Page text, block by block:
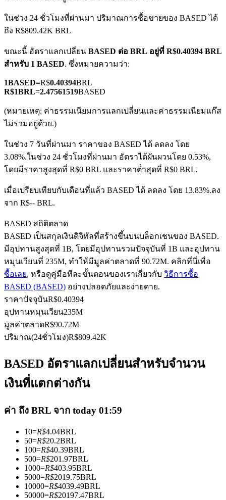
TradFi
อนุพันธ์ของหุ้น ฟอเร็กซ์ โลหะมีค่า และสินค้าโภคภัณฑ์
ฟิวเจอร์ส USDC
คัดลอกการซื้อขาย
เข้าร่วมกับเทรดเดอร์ชั้นนำ
เป็นเทรดเดอร์คัดลอก
เพลิดเพลินกับการแบ่งปันผลกำไรและค่าคอมมิชชั่นการคัด
ลอกการซื้อขาย
ในช่วง 24 ชั่วโมงที่ผ่านมา ปริมาณการซื้อขายของ BASED ได้
ถึง R$809.42K BRL
ขณะนี้ อัตราแลกเปลี่ยน BASED ต่อ BRL อยู่ที่ R$0.40394 BRL
สำหรับ 1 BASED. ซึ่งหมายความว่า:
1BASED=R$0.40394BRL
R$1BRL=2.47561519BASED
(หมายเหตุ: ค่าธรรมเนียมการแลกเปลี่ยนและค่าธรรมเนียมแก๊ส
ไม่รวมอยู่ด้วย.)
ในช่วง 7 วันที่ผ่านมา ราคาของ BASED ได้ ลดลง โดย
3.08%.ในช่วง 24 ชั่วโมงที่ผ่านมา อัตราได้ผันผวนโดย 0.53%,
โดยมีราคาสูงสุดที่ R$0 BRL และราคาต่ำสุดที่ R$0 BRL.
เมื่อเปรียบเทียบกับเดือนที่แล้ว BASED ได้ ลดลง โดย 13.83%.ลง
จาก R$-- BRL.
BASED สถิติตลาด
BASED เป็นสกุลเงินดิจิทัลที่สร้างขึ้นบนบล็อกเชนของ BASED.
มีอุปทานสูงสุดที่ 1B, โดยมีอุปทานรวมปัจจุบันที่ 1B และอุปทาน
หมุนเวียนที่ 235M, ทำให้มีมูลค่าตลาดที่ 90.72M. คลิกที่นี่เพื่อ
ซื้อเลย, หรือดูคู่มือทีละขั้นตอนของเราเกี่ยวกับ วิธีการซื้อ
BASED (BASED) อย่างปลอดภัยและง่ายดาย.
ราคาปัจจุบันR$0.40394
อุปทานหมุนเวียน235M
มูลค่าตลาดR$90.72M
ปริมาณ(24ชั่วโมง)R$809.42K
BASED อัตราแลกเปลี่ยนสำหรับจำนวน
เงินที่แตกต่างกัน
ค่า ถึง BRL จาก today 01:59
10=R$4.04BRL
50=R$20.2BRL
100=R$40.39BRL
500=R$201.97BRL
1000=R$403.95BRL
5000=R$2019.75BRL
10000=R$4039.49BRL
50000=R$20197.47BRL